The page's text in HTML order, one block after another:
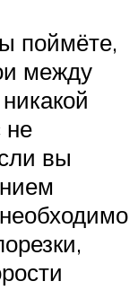
поймёте,
между
не
вы